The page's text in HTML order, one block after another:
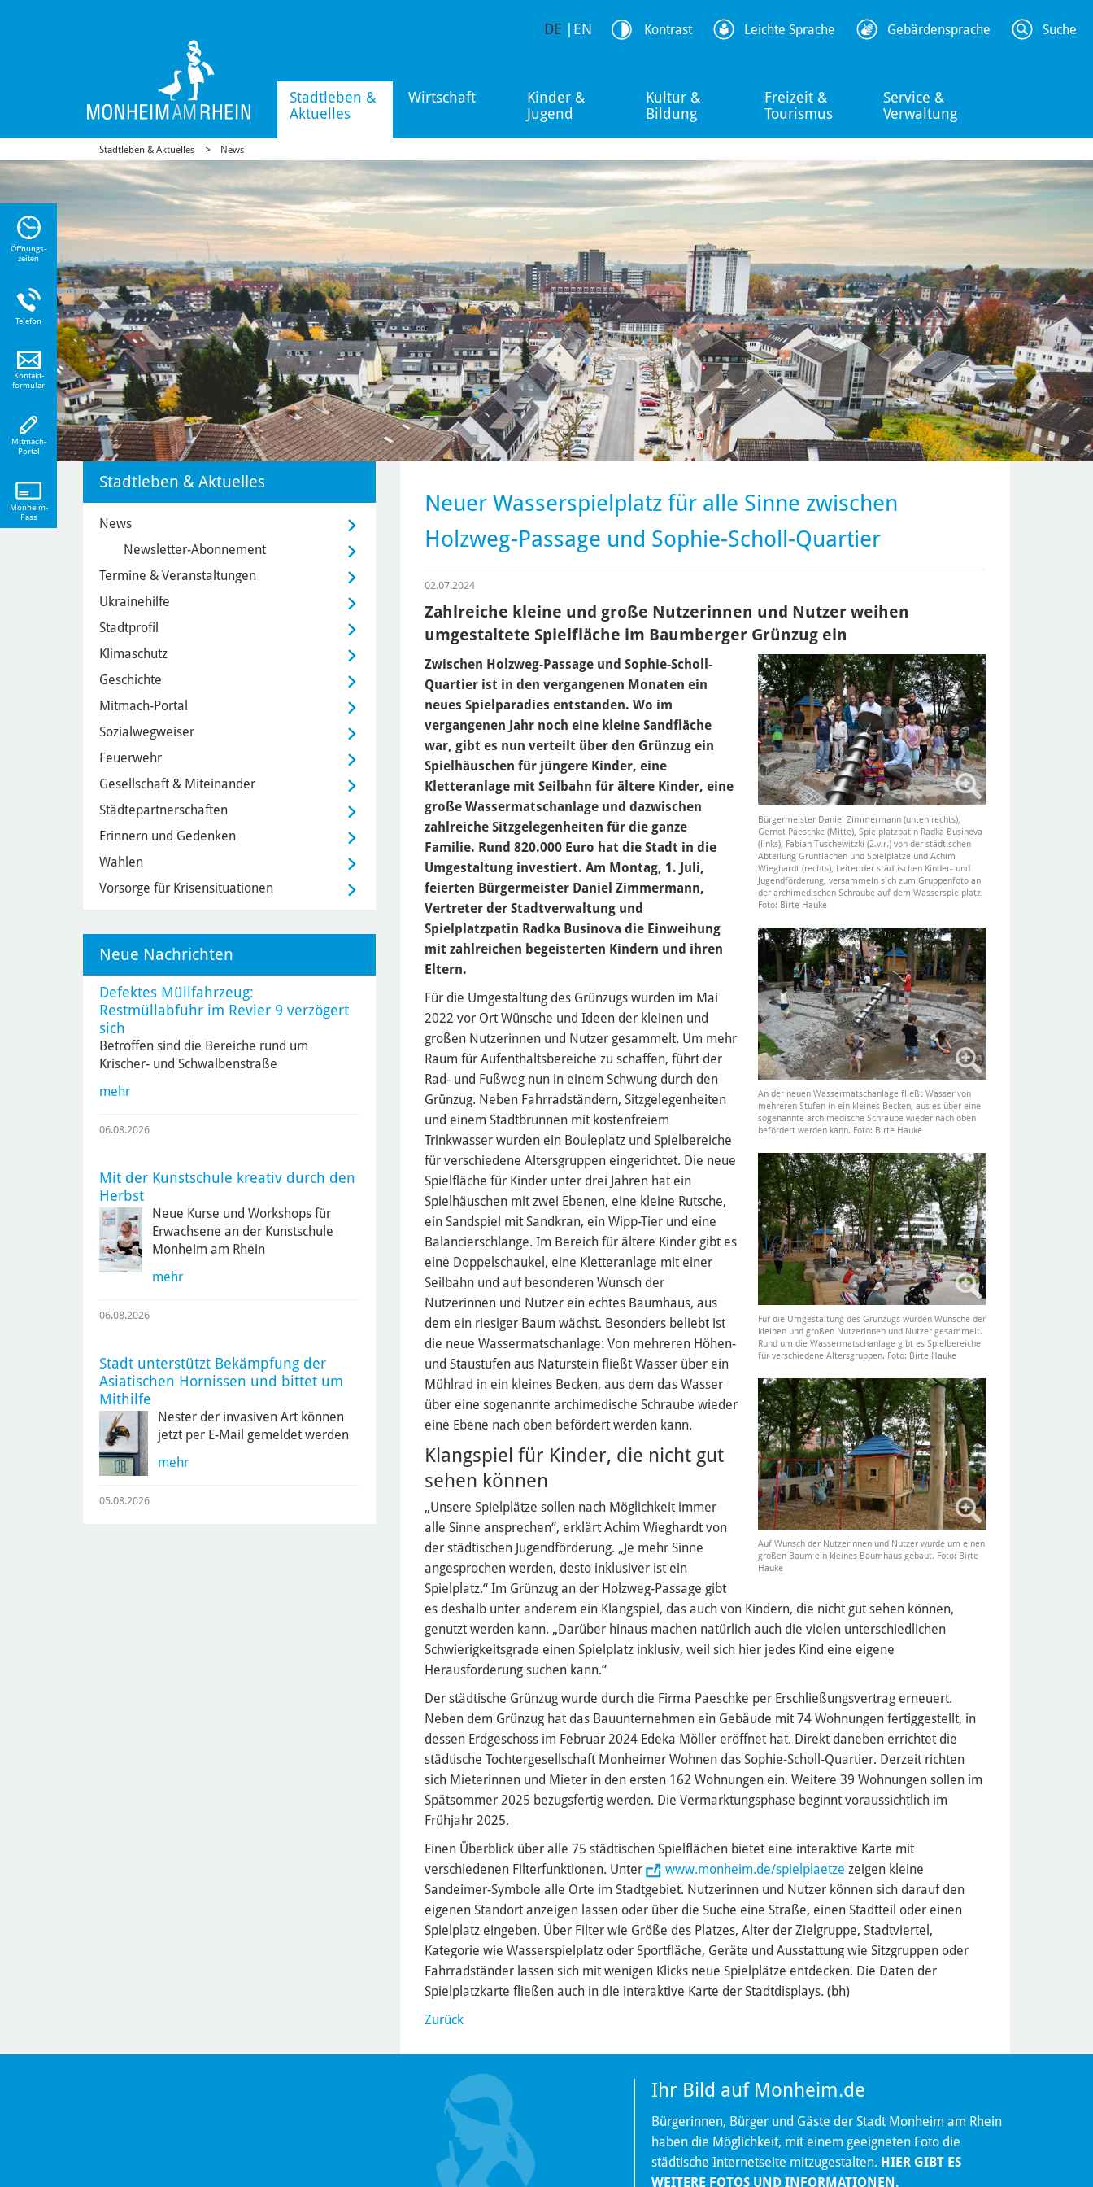
Stadtleben &
Aktuelles
Wirtschaft
Kinder &
Jugend
Kultur &
Bildung
Freizeit &
Tourismus
Service &
Verwaltung
DE EN Kontrast Leichte Sprache Gebärdensprache Suche
Stadtleben & Aktuelles News
Neuer Wasserspielplatz für alle Sinne zwischen
Holzweg-Passage und Sophie-Scholl-Quartier
02.07.2024
Zahlreiche kleine und große Nutzerinnen und Nutzer weihen
umgestaltete Spielfläche im Baumberger Grünzug ein
Bürgermeister Daniel Zimmermann (unten rechts),
Gernot Paeschke (Mitte), Spielplatzpatin Radka Businova
(links), Fabian Tuschewitzki (2.v.r.) von der städtischen
Abteilung Grünflächen und Spielplätze und Achim
Wieghardt (rechts), Leiter der städtischen Kinder- und
Jugendförderung, versammeln sich zum Gruppenfoto an
der archimedischen Schraube auf dem Wasserspielplatz.
Foto: Birte Hauke
An der neuen Wassermatschanlage fließt Wasser von
mehreren Stufen in ein kleines Becken, aus es über eine
sogenannte archimedische Schraube wieder nach oben
befördert werden kann. Foto: Birte Hauke
Für die Umgestaltung des Grünzugs wurden Wünsche der
kleinen und großen Nutzerinnen und Nutzer gesammelt.
Rund um die Wassermatschanlage gibt es Spielbereiche
für verschiedene Altersgruppen. Foto: Birte Hauke
Auf Wunsch der Nutzerinnen und Nutzer wurde um einen
großen Baum ein kleines Baumhaus gebaut. Foto: Birte
Hauke
Zwischen Holzweg-Passage und Sophie-Scholl-
Quartier ist in den vergangenen Monaten ein
neues Spielparadies entstanden. Wo im
vergangenen Jahr noch eine kleine Sandfläche
war, gibt es nun verteilt über den Grünzug ein
Spielhäuschen für jüngere Kinder, eine
Kletteranlage mit Seilbahn für ältere Kinder, eine
große Wassermatschanlage und dazwischen
zahlreiche Sitzgelegenheiten für die ganze
Familie. Rund 820.000 Euro hat die Stadt in die
Umgestaltung investiert. Am Montag, 1. Juli,
feierten Bürgermeister Daniel Zimmermann,
Vertreter der Stadtverwaltung und
Spielplatzpatin Radka Businova die Einweihung
mit zahlreichen begeisterten Kindern und ihren
Eltern.
Für die Umgestaltung des Grünzugs wurden im Mai
2022 vor Ort Wünsche und Ideen der kleinen und
großen Nutzerinnen und Nutzer gesammelt. Um mehr
Raum für Aufenthaltsbereiche zu schaffen, führt der
Rad- und Fußweg nun in einem Schwung durch den
Grünzug. Neben Fahrradständern, Sitzgelegenheiten
und einem Stadtbrunnen mit kostenfreiem
Trinkwasser wurden ein Bouleplatz und Spielbereiche
für verschiedene Altersgruppen eingerichtet. Die neue
Spielfläche für Kinder unter drei Jahren hat ein
Spielhäuschen mit zwei Ebenen, eine kleine Rutsche,
ein Sandspiel mit Sandkran, ein Wipp-Tier und eine
Balancierschlange. Im Bereich für ältere Kinder gibt es
eine Doppelschaukel, eine Kletteranlage mit einer
Seilbahn und auf besonderen Wunsch der
Nutzerinnen und Nutzer ein echtes Baumhaus, aus
dem ein riesiger Baum wächst. Besonders beliebt ist
die neue Wassermatschanlage: Von mehreren Höhen-
und Staustufen aus Naturstein fließt Wasser über ein
Mühlrad in ein kleines Becken, aus dem das Wasser
über eine sogenannte archimedische Schraube wieder
eine Ebene nach oben befördert werden kann.
Klangspiel für Kinder, die nicht gut
sehen können
„Unsere Spielplätze sollen nach Möglichkeit immer
alle Sinne ansprechen“, erklärt Achim Wieghardt von
der städtischen Jugendförderung. „Je mehr Sinne
angesprochen werden, desto inklusiver ist ein
Spielplatz.“ Im Grünzug an der Holzweg-Passage gibt
es deshalb unter anderem ein Klangspiel, das auch von Kindern, die nicht gut sehen können,
genutzt werden kann. „Darüber hinaus machen natürlich auch die vielen unterschiedlichen
Schwierigkeitsgrade einen Spielplatz inklusiv, weil sich hier jedes Kind eine eigene
Herausforderung suchen kann.“
Der städtische Grünzug wurde durch die Firma Paeschke per Erschließungsvertrag erneuert.
Neben dem Grünzug hat das Bauunternehmen ein Gebäude mit 74 Wohnungen fertiggestellt, in
dessen Erdgeschoss im Februar 2024 Edeka Möller eröffnet hat. Direkt daneben errichtet die
städtische Tochtergesellschaft Monheimer Wohnen das Sophie-Scholl-Quartier. Derzeit richten
sich Mieterinnen und Mieter in den ersten 162 Wohnungen ein. Weitere 39 Wohnungen sollen im
Spätsommer 2025 bezugsfertig werden. Die Vermarktungsphase beginnt voraussichtlich im
Frühjahr 2025.
Einen Überblick über alle 75 städtischen Spielflächen bietet eine interaktive Karte mit
verschiedenen Filterfunktionen. Unter
www.monheim.de/spielplaetze zeigen kleine
Sandeimer-Symbole alle Orte im Stadtgebiet. Nutzerinnen und Nutzer können sich darauf den
eigenen Standort anzeigen lassen oder über die Suche eine Straße, einen Stadtteil oder einen
Spielplatz eingeben. Über Filter wie Größe des Platzes, Alter der Zielgruppe, Stadtviertel,
Kategorie wie Wasserspielplatz oder Sportfläche, Geräte und Ausstattung wie Sitzgruppen oder
Fahrradständer lassen sich mit wenigen Klicks neue Spielplätze entdecken. Die Daten der
Spielplatzkarte fließen auch in die interaktive Karte der Stadtdisplays. (bh)
Zurück
Stadtleben & Aktuelles
News
Newsletter-Abonnement
Termine & Veranstaltungen
Ukrainehilfe
Stadtprofil
Klimaschutz
Geschichte
Mitmach-Portal
Sozialwegweiser
Feuerwehr
Gesellschaft & Miteinander
Städtepartnerschaften
Erinnern und Gedenken
Wahlen
Vorsorge für Krisensituationen
Neue Nachrichten
Defektes Müllfahrzeug:
Restmüllabfuhr im Revier 9 verzögert
sich
Betroffen sind die Bereiche rund um
Krischer- und Schwalbenstraße
mehr
06.08.2026
Mit der Kunstschule kreativ durch den
Herbst
Neue Kurse und Workshops für
Erwachsene an der Kunstschule
Monheim am Rhein
mehr
06.08.2026
Stadt unterstützt Bekämpfung der
Asiatischen Hornissen und bittet um
Mithilfe
Nester der invasiven Art können
jetzt per E-Mail gemeldet werden
mehr
05.08.2026
Ihr Bild auf Monheim.de
Bürgerinnen, Bürger und Gäste der Stadt Monheim am Rhein
haben die Möglichkeit, mit einem geeigneten Foto die
städtische Internetseite mitzugestalten. HIER GIBT ES
WEITERE FOTOS UND INFORMATIONEN.
Öffnungs-
zeiten
Telefon
Kontakt-
formular
Mitmach-
Portal
Monheim-
Pass
Sie
zu